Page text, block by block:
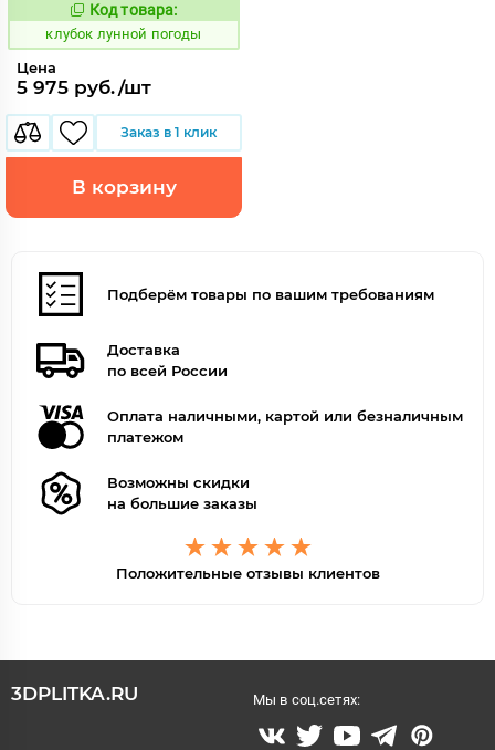
Код:
662571
Код товара:
клубок лунной погоды
Цена
5 975 руб./шт
Заказ в 1 клик
В корзину
Подберём товары по вашим требованиям
Доставка
по всей России
Оплата наличными, картой или безналичным
платежом
Возможны скидки
на большие заказы
Положительные отзывы клиентов
3DPLITKA.RU Мы в соц.сетях: